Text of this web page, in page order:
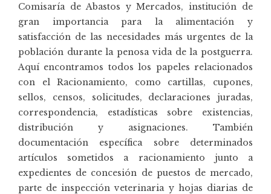
Comisaría de Abastos y Mercados, institución de
gran importancia para la alimentación y
satisfacción de las necesidades más urgentes de la
población durante la penosa vida de la postguerra.
Aquí encontramos todos los papeles relacionados
con el Racionamiento, como cartillas, cupones,
sellos, censos, solicitudes, declaraciones juradas,
correspondencia, estadísticas sobre existencias,
distribución y asignaciones. También
documentación específica sobre determinados
artículos sometidos a racionamiento junto a
expedientes de concesión de puestos de mercado,
parte de inspección veterinaria y hojas diarias de